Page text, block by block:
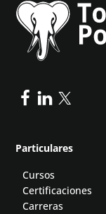
Particulares
Cursos
Certificaciones
Carreras